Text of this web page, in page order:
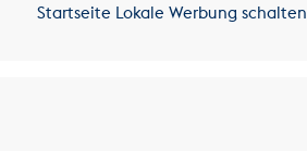
Startseite Lokale Werbung schalten